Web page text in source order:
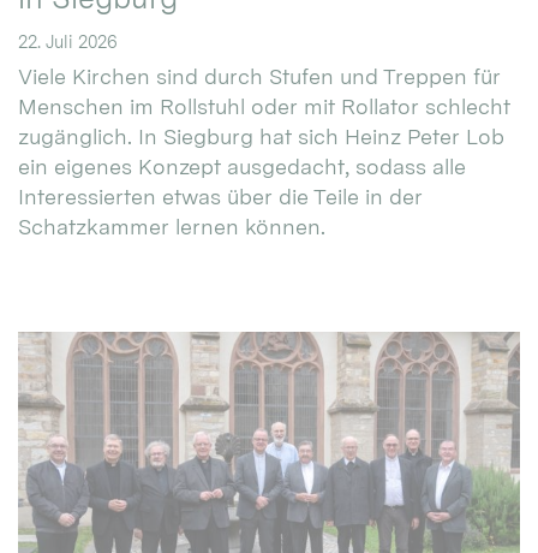
22. Juli 2026
Viele Kirchen sind durch Stufen und Treppen für
Menschen im Rollstuhl oder mit Rollator schlecht
zugänglich. In Siegburg hat sich Heinz Peter Lob
ein eigenes Konzept ausgedacht, sodass alle
Interessierten etwas über die Teile in der
Schatzkammer lernen können.